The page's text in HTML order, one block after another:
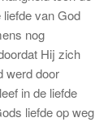
van God
nog
Hij zich
werd door
in de liefde
liefde op weg